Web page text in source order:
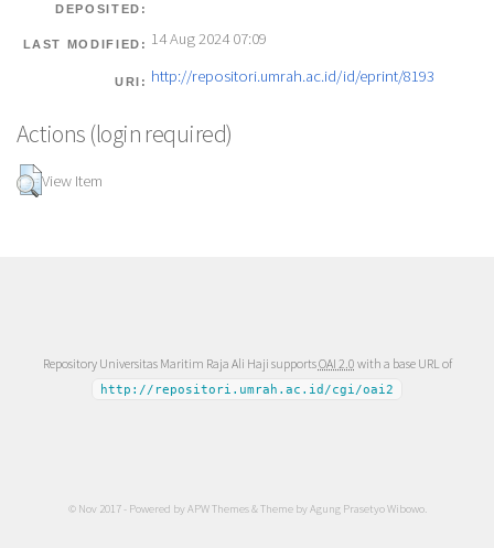
DEPOSITED:
LAST MODIFIED: 14 Aug 2024 07:09
URI: http://repositori.umrah.ac.id/id/eprint/8193
Actions (login required)
View Item
Repository Universitas Maritim Raja Ali Haji supportsOAI 2.0 with a base URL of
http://repositori.umrah.ac.id/cgi/oai2
© Nov 2017 - Powered byAPW Themes& Theme byAgung Prasetyo Wibowo.